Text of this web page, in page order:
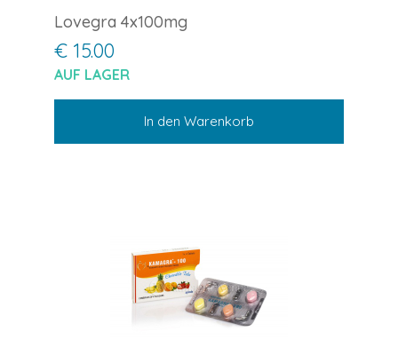
Lovegra 4x100mg
€ 15.00
AUF LAGER
In den Warenkorb